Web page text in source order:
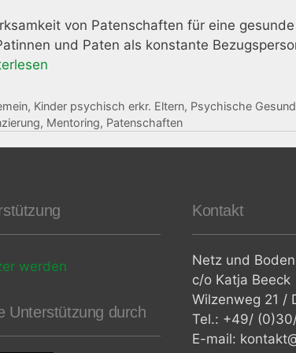
von Patenschaften für eine
und Paten als konstante
, Kinder psychisch erkr. Eltern, Psychische
, Mentoring, Patenschaften
werden
Unterstützung durch
Kontakt
Netz und Boden
c/o Katja Beeck
Wilzenweg 21 /
Tel.: +49/
E-mail: